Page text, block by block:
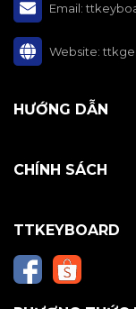
Email:
Website:
HƯỚNG DẪN
CHÍNH SÁCH
TTKEYBOARD